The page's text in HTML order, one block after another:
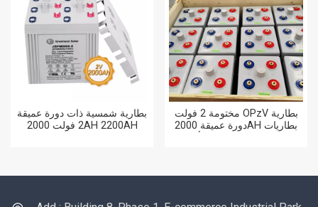
بطارية شمسية ذات دورة عميقة
2 فولت 2000AH 2200AH
مختومة 2 فولت OPzV بطارية
دورة عميقة 2000AH بطاريات